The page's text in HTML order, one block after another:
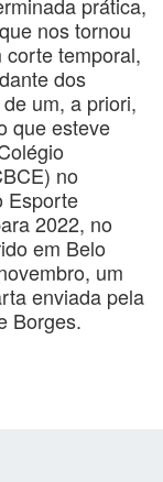
nos tornou
corte temporal,
dos
um, a priori,
que esteve
no
Esporte
2022, no
em Belo
um
enviada pela
Borges.